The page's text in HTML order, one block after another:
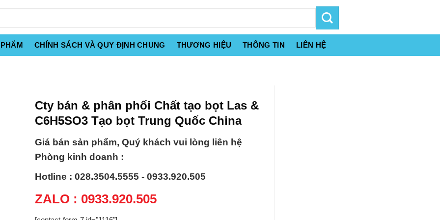
CHÍNH SÁCH VÀ QUY ĐỊNH CHUNG THƯƠNG HIỆU THÔNG TIN LIÊN HỆ
Cty bán & phân phối Chất tạo bọt Las &
C6H5SO3 Tạo bọt Trung Quốc China
Giá bán sản phẩm, Quý khách vui lòng liên hệ
Phòng kinh doanh :
Hotline : 028.3504.5555 - 0933.920.505
ZALO : 0933.920.505